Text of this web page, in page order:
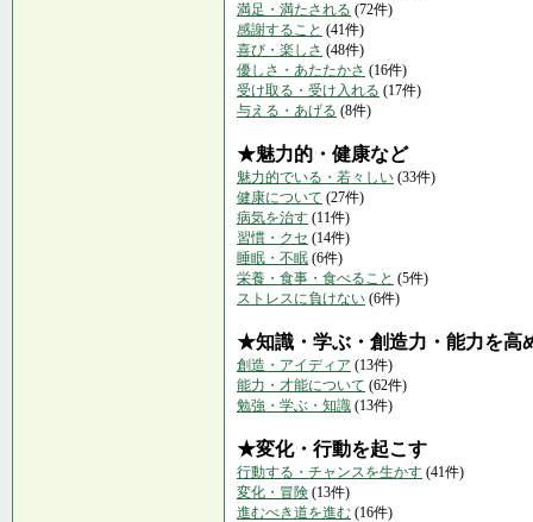
満足・満たされる (72件)
感謝すること (41件)
喜び・楽しさ (48件)
優しさ・あたたかさ (16件)
受け取る・受け入れる (17件)
与える・あげる (8件)
★魅力的・健康など
魅力的でいる・若々しい (33件)
健康について (27件)
病気を治す (11件)
習慣・クセ (14件)
睡眠・不眠 (6件)
栄養・食事・食べること (5件)
ストレスに負けない (6件)
★知識・学ぶ・創造力・能力を高
創造・アイディア (13件)
能力・才能について (62件)
勉強・学ぶ・知識 (13件)
★変化・行動を起こす
行動する・チャンスを生かす (41件)
変化・冒険 (13件)
進むべき道を進む (16件)